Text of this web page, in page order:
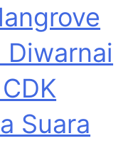
Diwarnai
Suara